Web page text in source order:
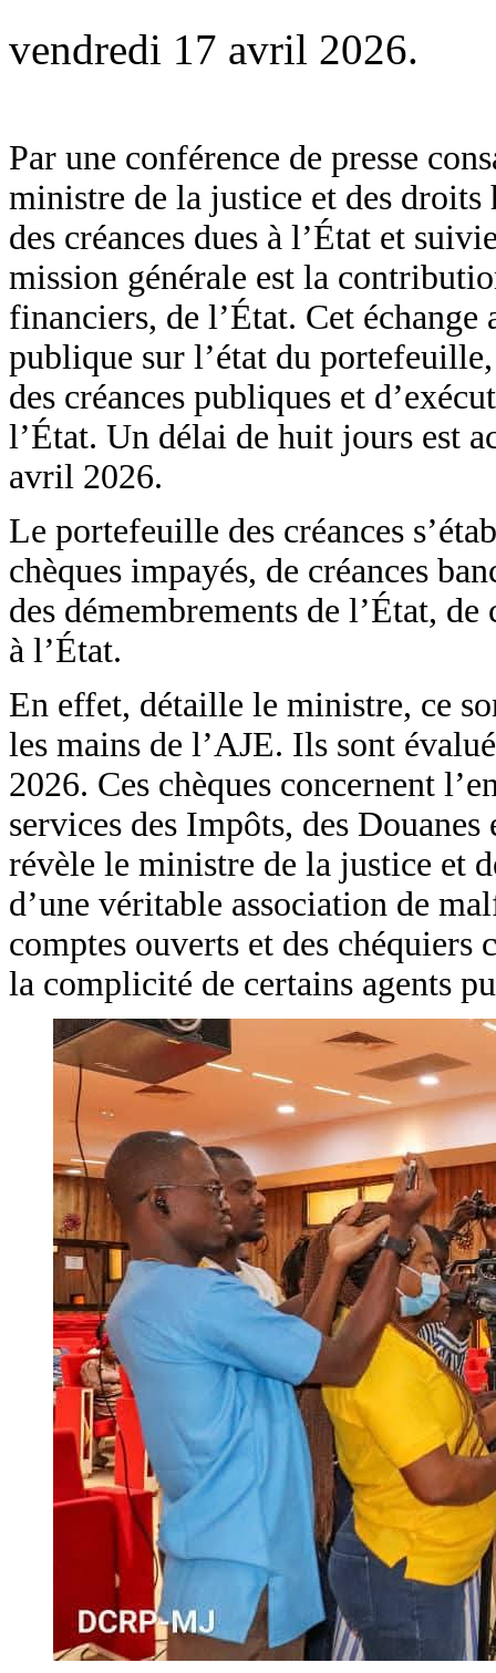
vendredi 17 avril 2026.
Par une conférence de presse
ministre de la justice et des
des créances dues à l’État et
mission générale est la
financiers, de l’État. Cet
publique sur l’état du
des créances publiques et
l’État. Un délai de huit jours est
avril 2026.
Le portefeuille des créances
chèques impayés, de créances
des démembrements de l’État,
à l’État.
En effet, détaille le ministre, ce
les mains de l’AJE. Ils sont
2026. Ces chèques concernent
services des Impôts, des
révèle le ministre de la justice et
d’une véritable association de
comptes ouverts et des chéquiers
la complicité de certains agents